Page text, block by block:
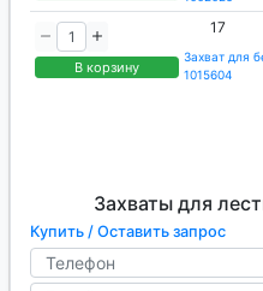
В корзину
17
Захват для
1015604
Захваты для
Купить / Оставить запрос